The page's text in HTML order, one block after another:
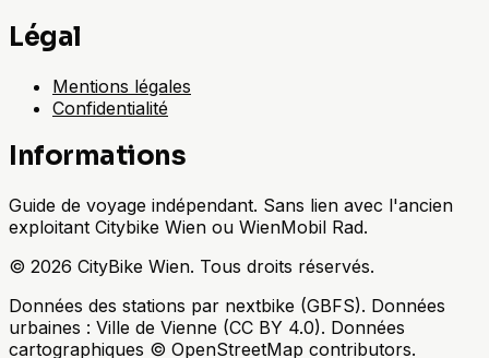
Légal
Mentions légales
Confidentialité
Informations
Guide de voyage indépendant. Sans lien avec l'ancien
exploitant Citybike Wien ou WienMobil Rad.
© 2026 CityBike Wien. Tous droits réservés.
Données des stations par nextbike (GBFS). Données
urbaines : Ville de Vienne (CC BY 4.0). Données
cartographiques © OpenStreetMap contributors.